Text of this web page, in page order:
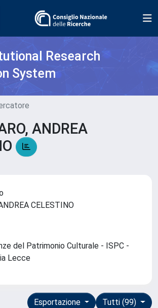
Research
System
ANDREA
CELESTINO
del Patrimonio Culturale - ISPC -
Lecce
Tutti (99)
Esportazione